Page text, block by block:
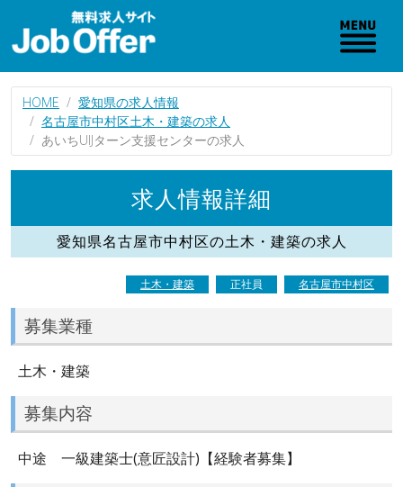
HOME
愛知県の求人情報
名古屋市中村区土木・建築の求人
あいちUIJターン支援センターの求人
求人情報詳細
愛知県名古屋市中村区の土木・建築の求人
土木・建築 正社員 名古屋市中村区
募集業種
土木・建築
募集内容
中途 一級建築士(意匠設計)【経験者募集】